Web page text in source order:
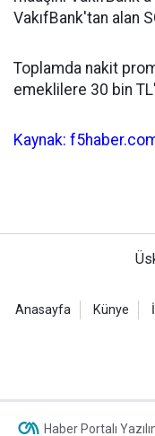
VakıfBank'tan alan
Toplamda nakit
emeklilere 30 bin
Kaynak:
Anasayfa Künye
Haber Portalı